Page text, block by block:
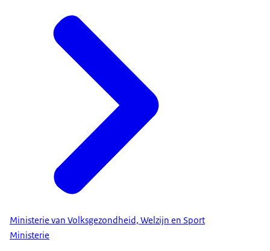
Ministerie van Volksgezondheid, Welzijn en Sport
Ministerie